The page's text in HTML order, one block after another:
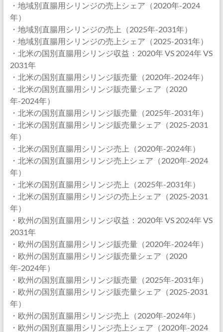
・地域別直腸用シリンジの売上シェア（2020年-2024
年）
・地域別直腸用シリンジの売上（2025年-2031年）
・地域別直腸用シリンジの売上シェア（2025-2031年）
・北米の国別直腸用シリンジ収益：2020年 VS 2024年 VS
2031年
・北米の国別直腸用シリンジ販売量（2020年-2024年）
・北米の国別直腸用シリンジ販売量シェア（2020
年-2024年）
・北米の国別直腸用シリンジ販売量（2025年-2031年）
・北米の国別直腸用シリンジ販売量シェア（2025-2031
年）
・北米の国別直腸用シリンジ売上（2020年-2024年）
・北米の国別直腸用シリンジ売上シェア（2020年-2024
年）
・北米の国別直腸用シリンジ売上（2025年-2031年）
・北米の国別直腸用シリンジの売上シェア（2025-2031
年）
・欧州の国別直腸用シリンジ収益：2020年 VS 2024年 VS
2031年
・欧州の国別直腸用シリンジ販売量（2020年-2024年）
・欧州の国別直腸用シリンジ販売量シェア（2020
年-2024年）
・欧州の国別直腸用シリンジ販売量（2025年-2031年）
・欧州の国別直腸用シリンジ販売量シェア（2025-2031
年）
・欧州の国別直腸用シリンジ売上（2020年-2024年）
・欧州の国別直腸用シリンジ売上シェア（2020年-2024